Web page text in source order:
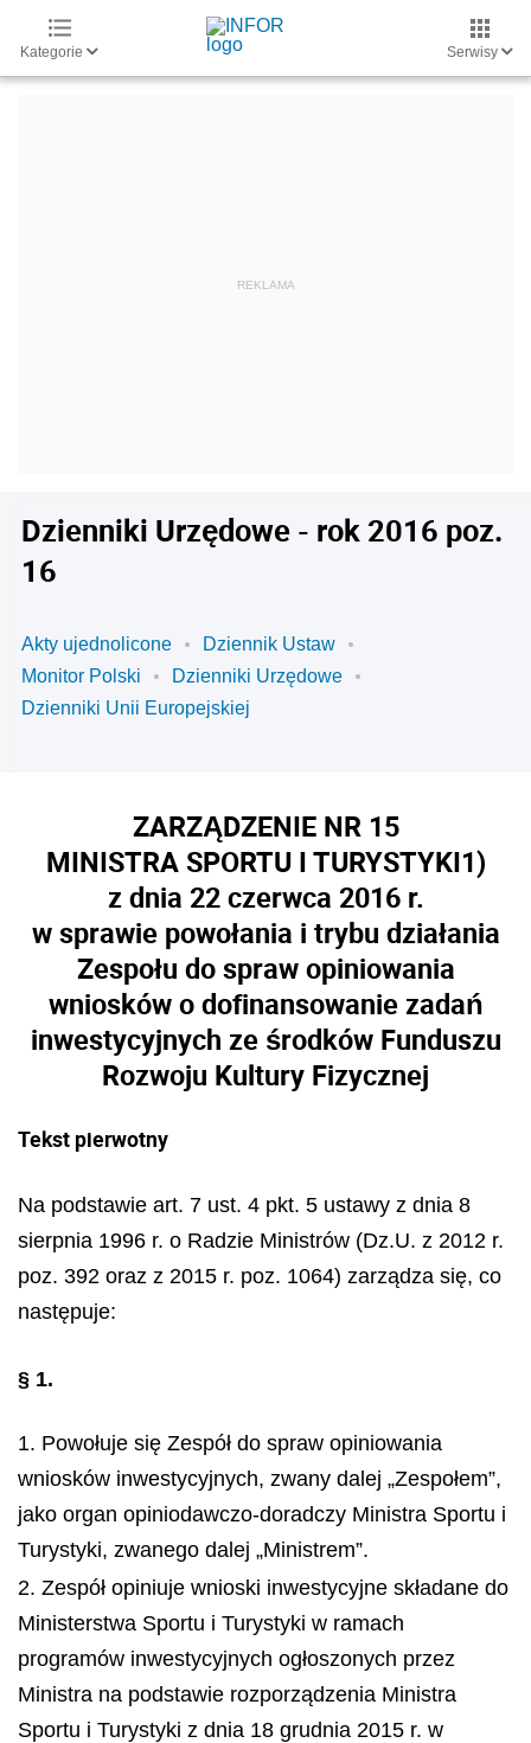
Kategorie Serwisy
Dzienniki Urzędowe - rok 2016 poz.
16
Akty ujednolicone
Dziennik Ustaw
Monitor Polski
Dzienniki Urzędowe
Dzienniki Unii Europejskiej
ZARZĄDZENIE NR 15
MINISTRA SPORTU I TURYSTYKI1)
z dnia 22 czerwca 2016 r.
w sprawie powołania i trybu działania
Zespołu do spraw opiniowania
wniosków o dofinansowanie zadań
inwestycyjnych ze środków Funduszu
Rozwoju Kultury Fizycznej
Tekst pierwotny
Na podstawie art. 7 ust. 4 pkt. 5 ustawy z dnia 8
sierpnia 1996 r. o Radzie Ministrów (Dz.U. z 2012 r.
poz. 392 oraz z 2015 r. poz. 1064) zarządza się, co
następuje:
§ 1.
1. Powołuje się Zespół do spraw opiniowania
wniosków inwestycyjnych, zwany dalej „Zespołem”,
jako organ opiniodawczo-doradczy Ministra Sportu i
Turystyki, zwanego dalej „Ministrem”.
2. Zespół opiniuje wnioski inwestycyjne składane do
Ministerstwa Sportu i Turystyki w ramach
programów inwestycyjnych ogłoszonych przez
Ministra na podstawie rozporządzenia Ministra
Sportu i Turystyki z dnia 18 grudnia 2015 r. w